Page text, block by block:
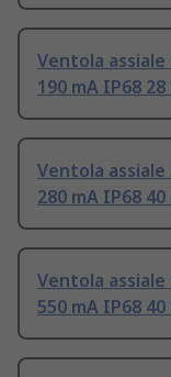
Ventola assiale
190 mA IP68
Ventola assiale
280 mA IP68
Ventola assiale
550 mA IP68